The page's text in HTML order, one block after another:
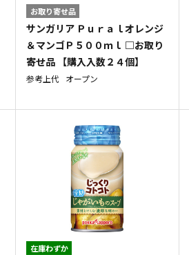
お取り寄せ品
サンガリア Ｐｕｒａｌオレンジ
＆マンゴＰ５００ｍｌ □お取り
寄せ品 【購入入数２４個】
参考上代 オープン
在庫わずか